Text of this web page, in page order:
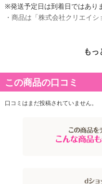
※発送予定日は到着日ではあり
・商品は「株式会社クリエイシ
もっ
この商品の口コミ
口コミはまだ投稿されていません。